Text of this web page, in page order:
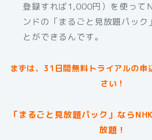
登録すれば1,000円）を使って
ンドの「まるごと見放題パック
とができるんです。
まずは、31日間無料トライアルの申
さい！
「まるごと見放題パック」なら
放題！